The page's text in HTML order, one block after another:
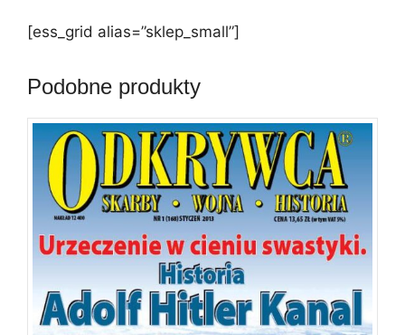
[ess_grid alias=”sklep_small”]
Podobne produkty